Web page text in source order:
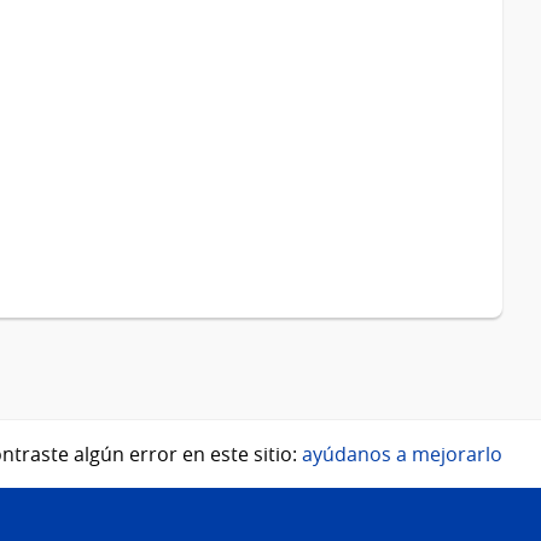
algún error en este sitio: ayúdanos a mejorarlo